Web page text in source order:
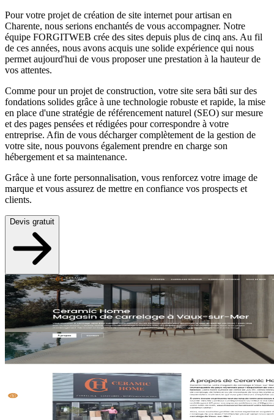
Pour votre projet de création de site internet pour artisan en
Charente, nous serions enchantés de vous accompagner. Notre
équipe FORGITWEB crée des sites depuis plus de cinq ans. Au fil
de ces années, nous avons acquis une solide expérience qui nous
permet aujourd'hui de vous proposer une prestation à la hauteur de
vos attentes.
Comme pour un projet de construction, votre site sera bâti sur des
fondations solides grâce à une technologie robuste et rapide, la mise
en place d'une stratégie de référencement naturel (SEO) sur mesure
et des pages pensées et rédigées pour correspondre à votre
entreprise. Afin de vous décharger complètement de la gestion de
votre site, nous pouvons également prendre en charge son
hébergement et sa maintenance.
Grâce à une forte personnalisation, vous renforcez votre image de
marque et vous assurez de mettre en confiance vos prospects et
clients.
Devis gratuit